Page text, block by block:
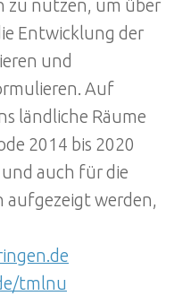
zu nutzen, um über
Entwicklung der
und
Auf
ländliche Räume
2014 bis 2020
auch für die
aufgezeigt werden,
tmlnu